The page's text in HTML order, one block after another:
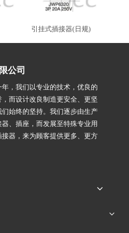
引挂式插接器(日规)
公司
，我们以专业的技术，优良的
而设计改良制造更安全、更坚
始终的坚持。我们逐步由生产
、插座，而发展至特殊专业用
器，来为顾客提供更多、更方